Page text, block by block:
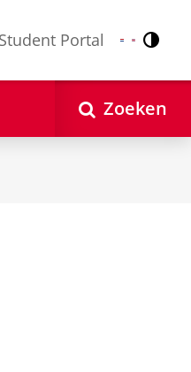
Student Portal Nederlands
English
Zoeken